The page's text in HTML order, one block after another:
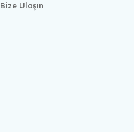
Bize Ulaşın